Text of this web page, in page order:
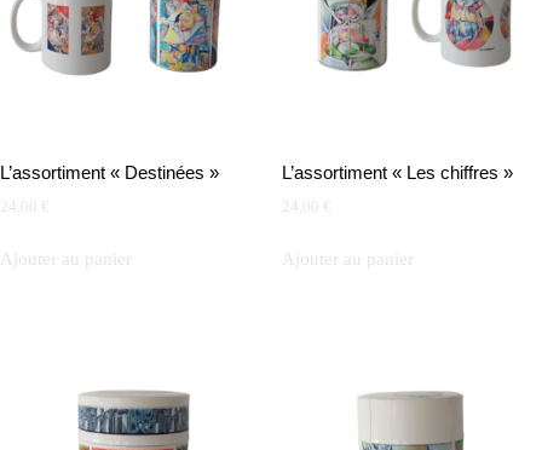
L’assortiment « Destinées »
24,00 €
Ajouter au panier
L’assortiment « Les chiffres »
24,00 €
Ajouter au panier